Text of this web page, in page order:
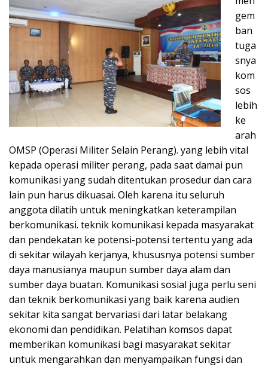
gem
ban
tuga
snya
kom
sos
lebih
ke
arah
OMSP (Operasi Militer Selain Perang). yang lebih vital
kepada operasi militer perang, pada saat damai pun
komunikasi yang sudah ditentukan prosedur dan cara
lain pun harus dikuasai. Oleh karena itu seluruh
anggota dilatih untuk meningkatkan keterampilan
berkomunikasi. teknik komunikasi kepada masyarakat
dan pendekatan ke potensi-potensi tertentu yang ada
di sekitar wilayah kerjanya, khususnya potensi sumber
daya manusianya maupun sumber daya alam dan
sumber daya buatan. Komunikasi sosial juga perlu seni
dan teknik berkomunikasi yang baik karena audien
sekitar kita sangat bervariasi dari latar belakang
ekonomi dan pendidikan. Pelatihan komsos dapat
memberikan komunikasi bagi masyarakat sekitar
untuk mengarahkan dan menyampaikan fungsi dan